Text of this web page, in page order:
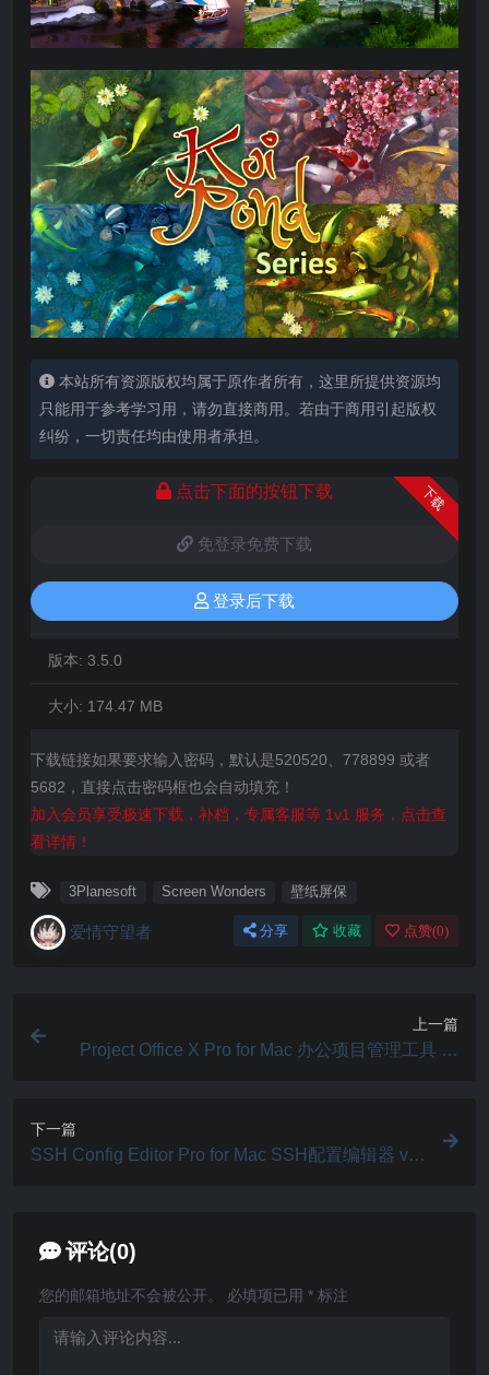
本站所有资源版权均属于原作者所有，这里所提供资源均
只能用于参考学习用，请勿直接商用。若由于商用引起版权
纠纷，一切责任均由使用者承担。
下载
点击下面的按钮下载
免登录免费下载
登录后下载
版本: 3.5.0
大小: 174.47 MB
下载链接如果要求输入密码，默认是520520、778899 或者
5682，直接点击密码框也会自动填充！
加入会员享受极速下载，补档，专属客服等 1v1 服务，点击查
看详情！
3Planesoft Screen Wonders 壁纸屏保
爱情守望者 分享 收藏 点赞(0)
上一篇
Project Office X Pro for Mac 办公项目管理工具 项
下一篇
SSH Config Editor Pro for Mac SSH配置编辑器 v2.
评论(0)
您的邮箱地址不会被公开。 必填项已用 * 标注